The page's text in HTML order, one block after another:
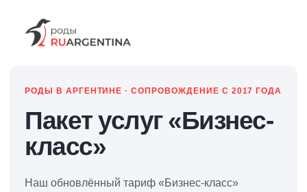
РОДЫ В АРГЕНТИНЕ · СОПРОВОЖДЕНИЕ С 2017 ГОДА
Пакет услуг «Бизнес-
класс»
Наш обновлённый тариф «Бизнес-класс»